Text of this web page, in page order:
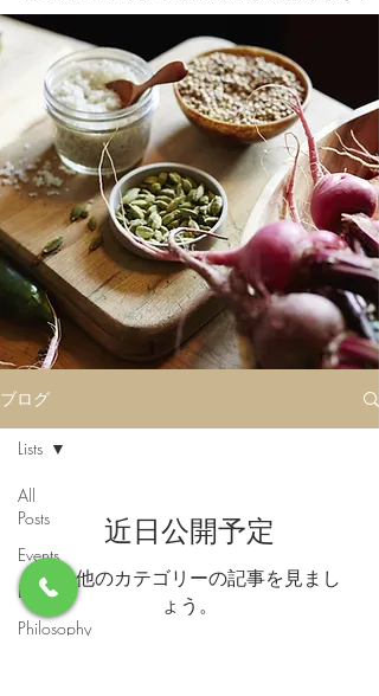
ブログ
All
Posts
Events
Lists
Philosophy
Lists
近日公開予定
その他のカテゴリーの記事を見まし
ょう。